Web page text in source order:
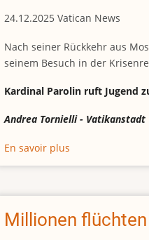
von
auf
Erden“
24.12.2025 Vatican News
Nach seiner Rückkehr aus
seinem Besuch in der
Kardinal Parolin ruft Jugend
Andrea Tornielli - Vatikanstadt
En savoir plus
Mosambik:
warnt
vor
„vergessenem
Millionen